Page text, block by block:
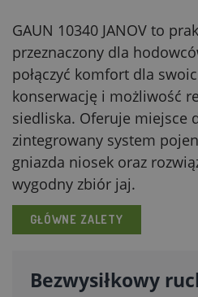
GAUN 10340 JANOV to
przeznaczony dla
połączyć komfort dla
konserwację i możliwość
siedliska. Oferuje miejsce
zintegrowany system
gniazda niosek oraz
wygodny zbiór jaj.
GŁÓWNE ZALETY
Bezwysiłkowy